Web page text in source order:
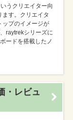
うクリエイター向
す。クリエイタ
ップのイメージが
raytrekシリーズに
ードを搭載したノ
・レビュ